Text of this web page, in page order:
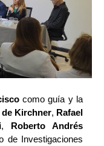
como guía y la
Kirchner, Rafael
, Roberto Andrés
de Investigaciones